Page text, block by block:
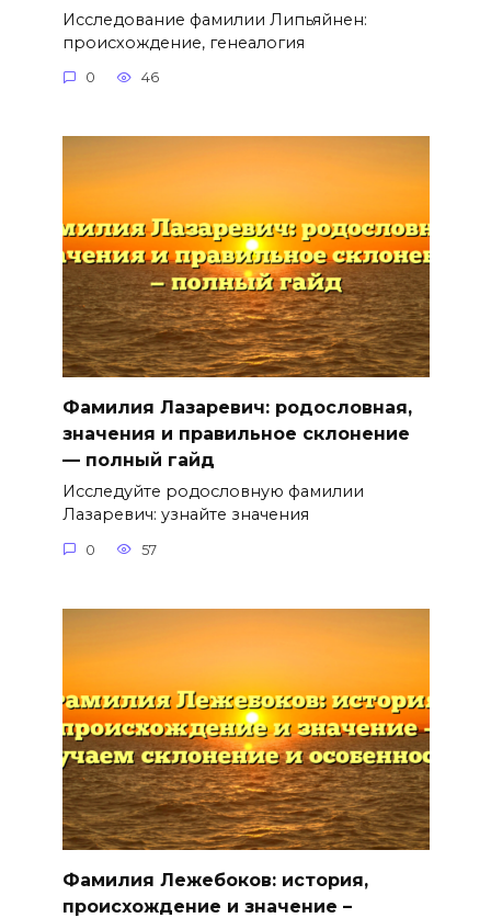
Исследование фамилии Липьяйнен:
происхождение, генеалогия
0 46
Фамилия Лазаревич: родословная,
значения и правильное склонение
— полный гайд
Исследуйте родословную фамилии
Лазаревич: узнайте значения
0 57
Фамилия Лежебоков: история,
происхождение и значение –